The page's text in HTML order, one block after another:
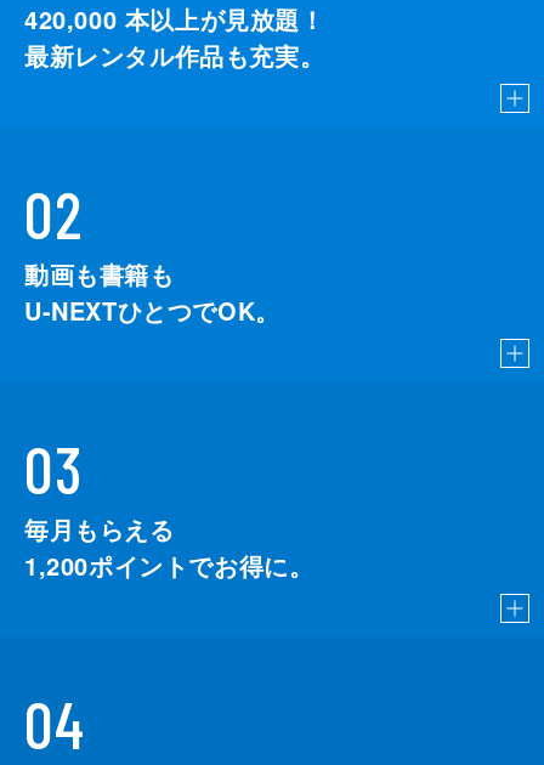
420,000 本以上が見放題！
最新レンタル作品も充実。
02
動画も書籍も
U-NEXTひとつでOK。
03
毎月もらえる
1,200ポイントでお得に。
04